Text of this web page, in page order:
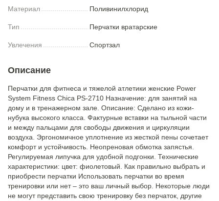
Материал Поливинилхлорид
Тип Перчатки вратарские
Увлечения Спортзал
Описание
Перчатки для фитнеса и тяжелой атлетики женские Power
System Fitness Chica PS-2710 Назначение: для занятий на
дому и в тренажерном зале. Описание: Сделано из кожи-
нубука высокого класса. Фактурные вставки на тыльной части
и между пальцами для свободы движения и циркуляции
воздуха. Эргономичное уплотнение из жесткой пены сочетает
комфорт и устойчивость. Неопреновая обмотка запястья.
Регулируемая липучка для удобной подгонки. Технические
характеристики: цвет: фиолетовый. Как правильно выбрать и
приобрести перчатки Использовать перчатки во время
тренировки или нет – это ваш личный выбор. Некоторые люди
не могут представить свою тренировку без перчаток, другие